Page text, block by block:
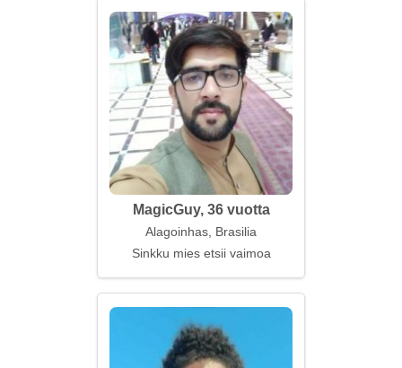
MagicGuy, 36 vuotta
Alagoinhas, Brasilia
Sinkku mies etsii vaimoa